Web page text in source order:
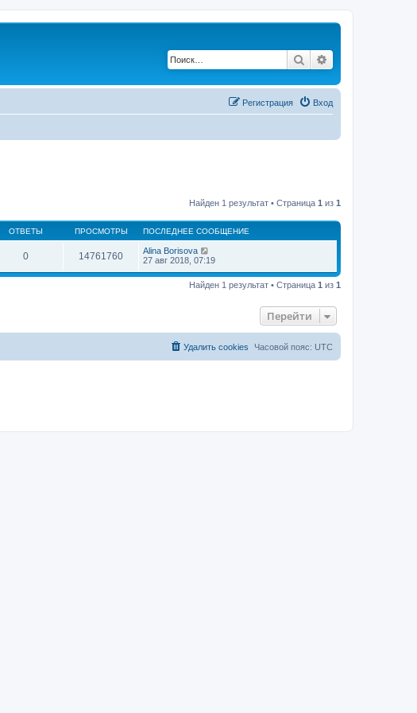
Поиск
Вход
Регистрация
Найден 1 результат • Страница 1 из 1
ОТВЕТЫ ПРОСМОТРЫ ПОСЛЕДНЕЕ СООБЩЕНИЕ
0 14761760
Alina Borisova
27 авг 2018, 07:19
Найден 1 результат • Страница 1 из 1
Перейти
Часовой пояс: UTC
Удалить cookies